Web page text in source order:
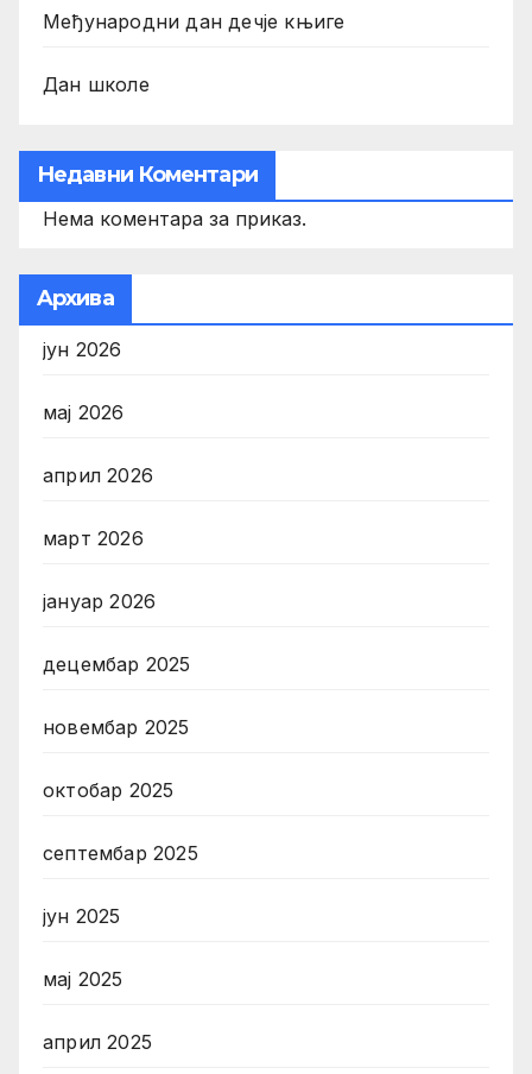
Међународни дан дечје књиге
Дан школе
Недавни Коментари
Нема коментара за приказ.
Aрхива
јун 2026
мај 2026
април 2026
март 2026
јануар 2026
децембар 2025
новембар 2025
октобар 2025
септембар 2025
јун 2025
мај 2025
април 2025